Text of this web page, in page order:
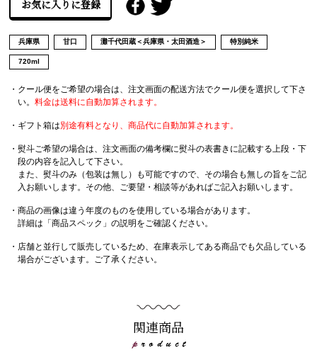
兵庫県 甘口 灘千代田蔵＜兵庫県・太田酒造＞ 特別純米
720ml
・クール便をご希望の場合は、注文画面の配送方法でクール便を選択して下さ
い。料金は送料に自動加算されます。
・ギフト箱は別途有料となり、商品代に自動加算されます。
・熨斗ご希望の場合は、注文画面の備考欄に熨斗の表書きに記載する上段・下
段の内容を記入して下さい。
また、熨斗のみ（包装は無し）も可能ですので、その場合も無しの旨をご記
入お願いします。その他、ご要望・相談等があればご記入お願いします。
・商品の画像は違う年度のものを使用している場合があります。
詳細は「商品スペック」の説明をご確認ください。
・店舗と並行して販売しているため、在庫表示してある商品でも欠品している
場合がございます。ご了承ください。
関連商品